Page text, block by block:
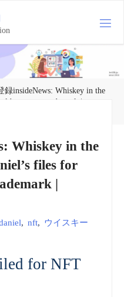
録insideNews: Whiskey in the
beverages trademark |
Whiskey in the
files for
|
, nft, ウイスキー
for NFT